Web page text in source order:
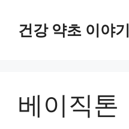
건강 약초 이야기
베이직톤